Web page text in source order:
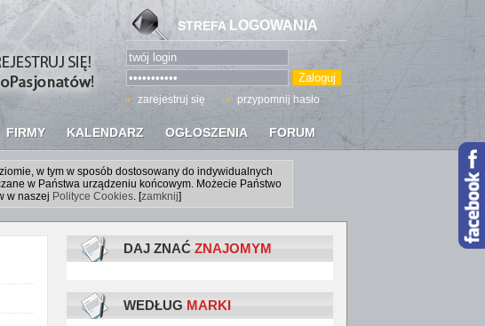
FIRMY KALENDARZ OGŁOSZENIA FORUM
STREFA LOGOWANIA
zarejestruj się przypomnij hasło
w tym w sposób dostosowany do indywidualnych
w Państwa urządzeniu końcowym. Możecie Państwo
w naszej Polityce Cookies. [zamknij]
DAJ ZNAĆ ZNAJOMYM
WEDŁUG MARKI